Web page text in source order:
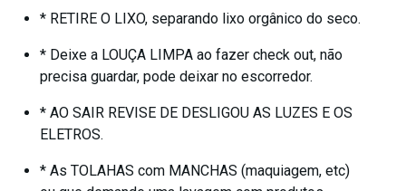
* RETIRE O LIXO, separando lixo orgânico do seco.
* Deixe a LOUÇA LIMPA ao fazer check out, não
precisa guardar, pode deixar no escorredor.
* AO SAIR REVISE DE DESLIGOU AS LUZES E OS
ELETROS.
* As TOLAHAS com MANCHAS (maquiagem, etc)